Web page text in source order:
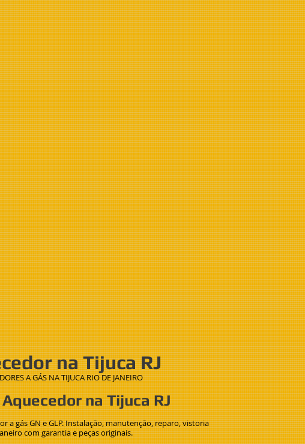
na Tijuca RJ
A GÁS NA TIJUCA RIO DE JANEIRO
na Tijuca RJ
a gás GN e GLP. Instalação, manutenção, reparo, vistoria
com garantia e peças originais.